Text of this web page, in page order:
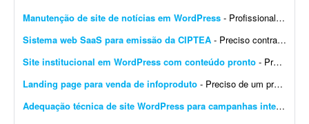
Manutenção de site de notícias em WordPress - Profissional para realizar manutenção, configuração de automações, melhoria visual e atualização de site de notícias em WordPress. At...
Sistema web SaaS para emissão da CIPTEA - Preciso contratar um desenvolvedor ou equipe para criar um sistema web (SaaS multi-tenant) voltado para a emissão digital da CIPTEA (Carteira de Identificação da Pessoa com Tra...
Site institucional em WordPress com conteúdo pronto - Preciso de um desenvolvedor WordPress para criar um site institucional simples, de aproximadamente 5 páginas (Home). - O projeto é cultural (Cuidadores da Memória - Encontro R...
Landing page para venda de infoproduto - Preciso de um profissional que crie uma landing page com foco em conversão para um infoproduto. A página deve ter conteúdo e layout focados em vendas, com elementos que incent...
Adequação técnica de site WordPress para campanhas internacionais